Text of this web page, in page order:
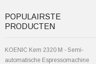
POPULAIRSTE
PRODUCTEN
KOENIC Kem 2320 M - Semi-
automatische Espressomachine